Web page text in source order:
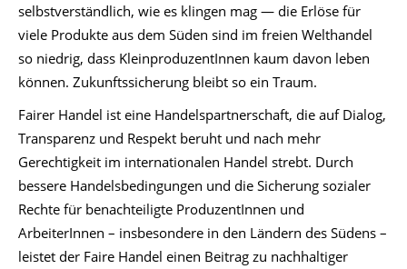
selbstverständlich, wie es klingen mag — die Erlöse für
viele Produkte aus dem Süden sind im freien Welthandel
so niedrig, dass KleinproduzentInnen kaum davon leben
können. Zukunftssicherung bleibt so ein Traum.
Fairer Handel ist eine Handelspartnerschaft, die auf Dialog,
Transparenz und Respekt beruht und nach mehr
Gerechtigkeit im internationalen Handel strebt. Durch
bessere Handelsbedingungen und die Sicherung sozialer
Rechte für benachteiligte ProduzentInnen und
ArbeiterInnen – insbesondere in den Ländern des Südens –
leistet der Faire Handel einen Beitrag zu nachhaltiger